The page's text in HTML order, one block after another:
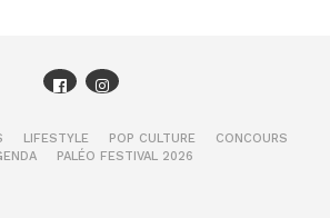
LIFESTYLE POP CULTURE
CONCOURS
PALÉO FESTIVAL 2026